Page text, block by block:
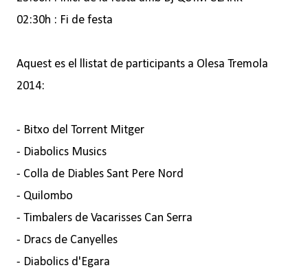
02:30h : Fi de festa
Aquest es el llistat de participants a Olesa Tremola
2014:
- Bitxo del Torrent Mitger
- Diabolics Musics
- Colla de Diables Sant Pere Nord
- Quilombo
- Timbalers de Vacarisses Can Serra
- Dracs de Canyelles
- Diabolics d'Egara